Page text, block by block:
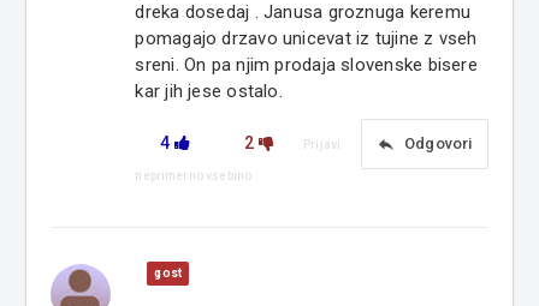
dreka dosedaj . Janusa groznuga keremu
pomagajo drzavo unicevat iz tujine z vseh
sreni. On pa njim prodaja slovenske bisere
kar jih jese ostalo.
4 2 reply Odgovori
Prijavi
neprimerno vsebino
gost